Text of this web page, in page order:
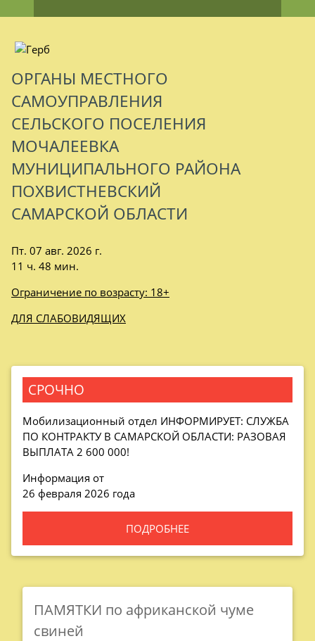
ОРГАНЫ МЕСТНОГО
САМОУПРАВЛЕНИЯ
СЕЛЬСКОГО ПОСЕЛЕНИЯ
МОЧАЛЕЕВКА
МУНИЦИПАЛЬНОГО РАЙОНА
ПОХВИСТНЕВСКИЙ
САМАРСКОЙ ОБЛАСТИ
Пт. 07 авг. 2026 г.
11 ч. 48 мин.
Ограничение по возрасту: 18+
ДЛЯ СЛАБОВИДЯЩИХ
СРОЧНО
Мобилизационный отдел ИНФОРМИРУЕТ: СЛУЖБА
ПО КОНТРАКТУ В САМАРСКОЙ ОБЛАСТИ: РАЗОВАЯ
ВЫПЛАТА 2 600 000!
Информация от
26 февраля 2026 года
ПОДРОБНЕЕ
ПАМЯТКИ по африканской чуме
свиней